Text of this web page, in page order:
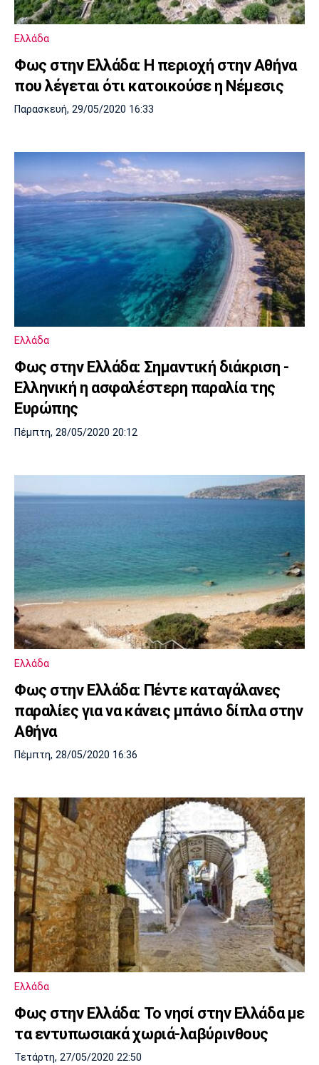
Ελλάδα
Φως στην Ελλάδα: Η περιοχή στην Αθήνα
που λέγεται ότι κατοικούσε η Νέμεσις
Παρασκευή, 29/05/2020 16:33
Ελλάδα
Φως στην Ελλάδα: Σημαντική διάκριση -
Ελληνική η ασφαλέστερη παραλία της
Ευρώπης
Πέμπτη, 28/05/2020 20:12
Ελλάδα
Φως στην Ελλάδα: Πέντε καταγάλανες
παραλίες για να κάνεις μπάνιο δίπλα στην
Αθήνα
Πέμπτη, 28/05/2020 16:36
Ελλάδα
Φως στην Ελλάδα: Το νησί στην Ελλάδα με
τα εντυπωσιακά χωριά-λαβύρινθους
Τετάρτη, 27/05/2020 22:50